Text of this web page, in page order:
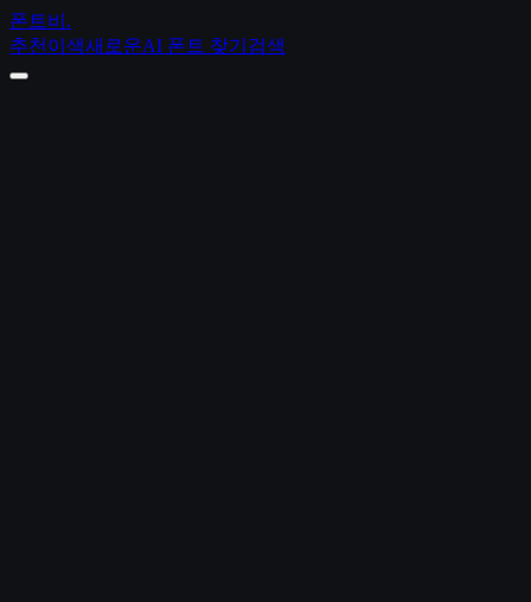
폰트비 .
추천 이색새로운AI 폰트 찾기 검색